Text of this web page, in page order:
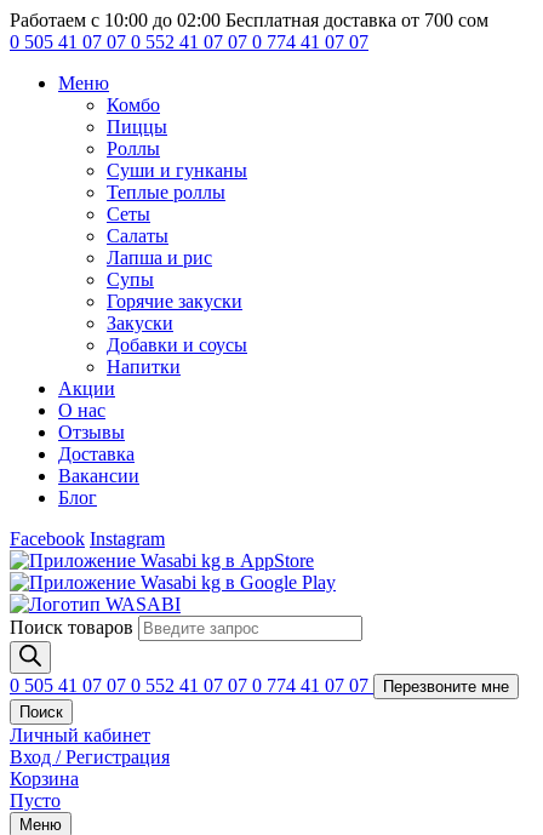
Работаем с 10:00 до 02:00 Бесплатная доставка от 700 сом
0 505 41 07 07 0 552 41 07 07 0 774 41 07 07
Меню
Комбо
Пиццы
Роллы
Суши и гунканы
Теплые роллы
Сеты
Салаты
Лапша и рис
Супы
Горячие закуски
Закуски
Добавки и соусы
Напитки
Акции
О нас
Отзывы
Доставка
Вакансии
Блог
Facebook Instagram
Поиск товаров
0 505 41 07 07 0 552 41 07 07 0 774 41 07 07
Перезвоните мне
Поиск
Личный кабинет
Вход / Регистрация
Корзина
Пусто
Меню